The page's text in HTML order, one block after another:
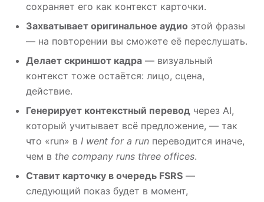
сохраняет его как контекст карточки.
Захватывает оригинальное аудио этой фразы
— на повторении вы сможете её переслушать.
Делает скриншот кадра — визуальный
контекст тоже остаётся: лицо, сцена,
действие.
Генерирует контекстный перевод через AI,
который учитывает всё предложение, — так
что «run» в I went for a run переводится иначе,
чем в the company runs three offices.
Ставит карточку в очередь FSRS —
следующий показ будет в момент,